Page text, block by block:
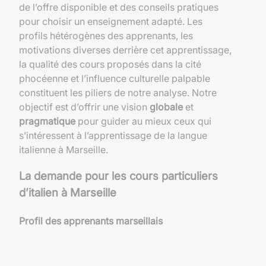
de l’offre disponible et des conseils pratiques
pour choisir un enseignement adapté. Les
profils hétérogènes des apprenants, les
motivations diverses derrière cet apprentissage,
la qualité des cours proposés dans la cité
phocéenne et l’influence culturelle palpable
constituent les piliers de notre analyse. Notre
objectif est d’offrir une vision globale et
pragmatique pour guider au mieux ceux qui
s’intéressent à l’apprentissage de la langue
italienne à Marseille.
La demande pour les cours particuliers
d’italien à Marseille
Profil des apprenants marseillais